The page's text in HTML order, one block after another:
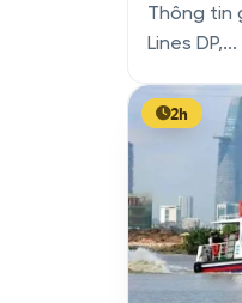
Thông tin
Lines DP,...
2h